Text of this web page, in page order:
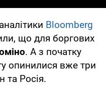
Bloomberg
що для боргових
. А з початку
опинилися вже три
та Росія.